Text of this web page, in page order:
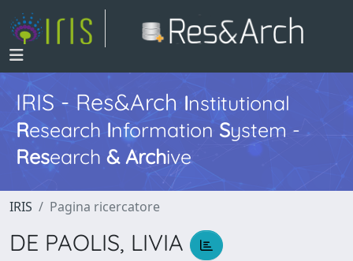
IRIS - Res&ArchInstitutional
Research InformationSystem -
Research & Archive
IRIS Pagina ricercatore
DE PAOLIS, LIVIA